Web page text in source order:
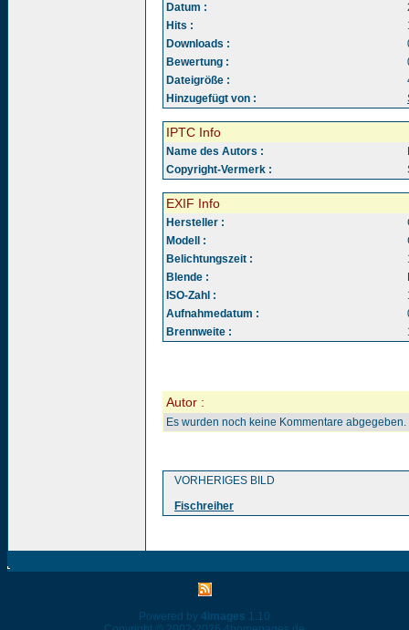
Datum :
Hits :
Downloads :
Bewertung :
Dateigröße :
Hinzugefügt von :
IPTC Info
Name des Autors :
Copyright-Vermerk :
EXIF Info
Hersteller :
Modell :
Belichtungszeit :
Blende :
ISO-Zahl :
Aufnahmedatum :
Brennweite :
Autor :
Es wurden noch keine Kommentare abgegeben.
VORHERIGES BILD
Fischreiher
Powered by 4images 1.10